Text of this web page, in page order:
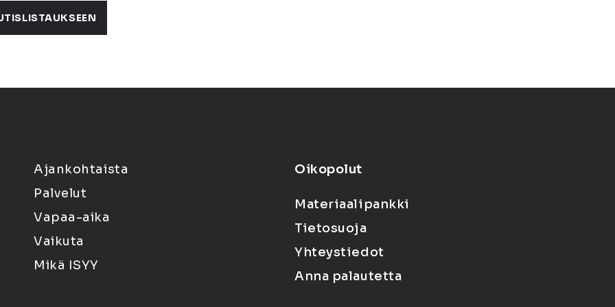
Ajankohtaista
Palvelut
Vapaa-aika
Vaikuta
Mikä ISYY
Oikopolut
Materiaalipankki
Tietosuoja
Yhteystiedot
Anna palautetta